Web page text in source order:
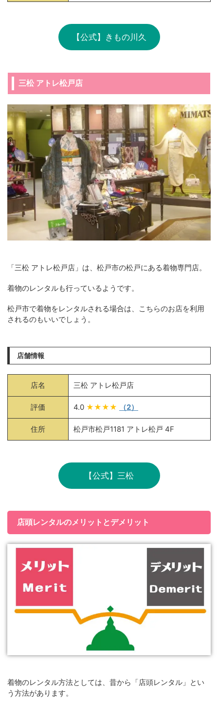
【公式】きもの川久
三松 アトレ松戸店
「三松 アトレ松戸店」は、松戸市の松戸にある着物専門店。
着物のレンタルも行っているようです。
松戸市で着物をレンタルされる場合は、こちらのお店を利用
されるのもいいでしょう。
店舗情報
店名 三松 アトレ松戸店
評価 4.0 ★★★★ （2）
住所 松戸市松戸1181 アトレ松戸 4F
【公式】三松
店頭レンタルのメリットとデメリット
着物のレンタル方法としては、昔から「店頭レンタル」とい
う方法があります。